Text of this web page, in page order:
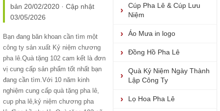
bản 20/02/2020 · Cập nhật
03/05/2026
Bạn đang băn khoan cần tìm một
công ty sản xuất Kỷ niệm chương
pha lê.Quà tặng 102 cam kết là đơn
vị cung cấp sản phẩm tốt nhất bạn
đang cần tìm.Với 10 năm kinh
nghiệm cung cấp quà tặng pha lê,
cup pha lê, kỷ niệm chương pha
Cúp Pha Lê & Cúp Lưu
Niệm
Áo Mưa in logo
Đồng Hồ Pha Lê
Quà Kỷ Niệm Ngày Thành
Lập Công Ty
Lọ Hoa Pha Lê